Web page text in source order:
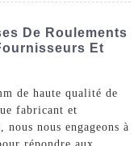
De Roulements
Et
de haute qualité de
fabricant et
nous engageons à